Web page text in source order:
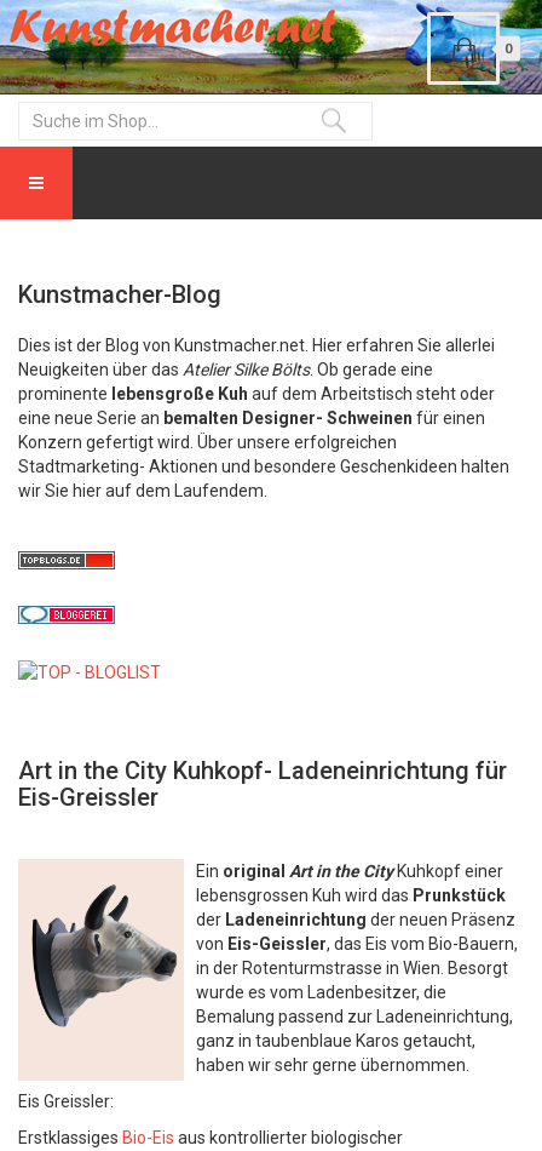
0
Kunstmacher-Blog
Dies ist der Blog von Kunstmacher.net. Hier erfahren Sie allerlei
Neuigkeiten über das Atelier Silke Bölts. Ob gerade eine
prominente lebensgroße Kuh auf dem Arbeitstisch steht oder
eine neue Serie an bemalten Designer- Schweinen für einen
Konzern gefertigt wird. Über unsere erfolgreichen
Stadtmarketing- Aktionen und besondere Geschenkideen halten
wir Sie hier auf dem Laufendem.
Art in the City Kuhkopf- Ladeneinrichtung für
Eis-Greissler
Ein original Art in the CityKuhkopf einer
lebensgrossen Kuh wird das Prunkstück
der Ladeneinrichtung der neuen Präsenz
von Eis-Geissler, das Eis vom Bio-Bauern,
in der Rotenturmstrasse in Wien. Besorgt
wurde es vom Ladenbesitzer, die
Bemalung passend zur Ladeneinrichtung,
ganz in taubenblaue Karos getaucht,
haben wir sehr gerne übernommen.
Eis Greissler:
Erstklassiges Bio-Eis aus kontrollierter biologischer